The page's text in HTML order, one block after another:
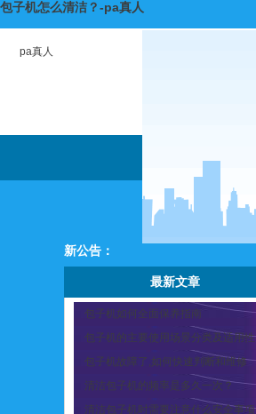
包子机怎么清洁？-pa真人
pa真人
新公告：
最新文章
包子机如何全面保养指南
包子机的主要使用场景分类及适用性
包子机故障了,如何快速判断和维修
清洁包子机的频率是多久一次？
清洁包子机时需要注意什么安全事项